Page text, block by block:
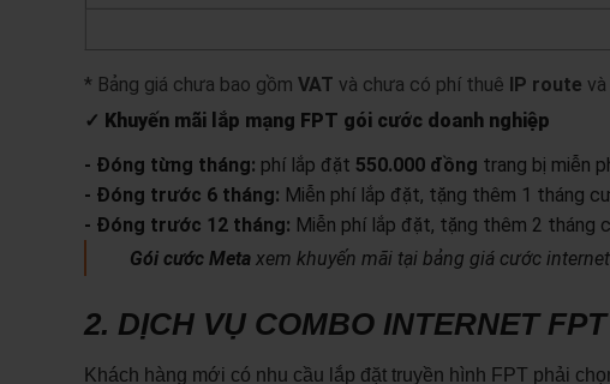
* Bảng giá chưa bao gồm VAT và chưa có phí thuê IP route và
✓ Khuyến mãi lắp mạng FPT gói cước doanh nghiệp
- Đóng từng tháng: phí lắp đặt 550.000 đồng trang bị miễn
- Đóng trước 6 tháng: Miễn phí lắp đặt, tặng thêm 1 tháng
- Đóng trước 12 tháng: Miễn phí lắp đặt, tặng thêm 2 tháng
Gói cước Metaxem khuyến mãi tại bảng giá cước
2. DỊCH VỤ COMBO INTERNET
Khách hàng mới có nhu cầu lắp đặt truyền hình FPT phải